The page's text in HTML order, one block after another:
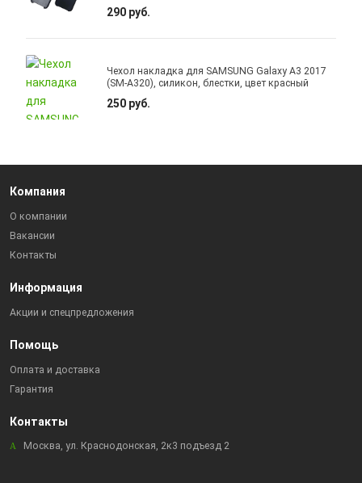
290 руб.
Чехол накладка для SAMSUNG Galaxy A3 2017
(SM-A320), силикон, блестки, цвет красный
250 руб.
Компания
О компании
Вакансии
Контакты
Информация
Акции и спецпредложения
Помощь
Оплата и доставка
Гарантия
Контакты
Москва, ул. Краснодонская, 2к3 подъезд 2